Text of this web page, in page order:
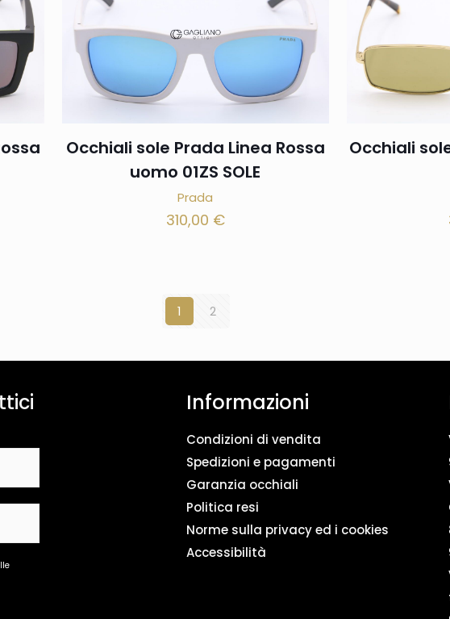
Occhiali sole Prada Linea Rossa
uomo 01ZS SOLE
Prada
310,00 €
Occhiali
1 2
Informazioni
Condizioni di vendita
Spedizioni e pagamenti
Garanzia occhiali
Politica resi
Norme sulla privacy ed i cookies
Accessibilità